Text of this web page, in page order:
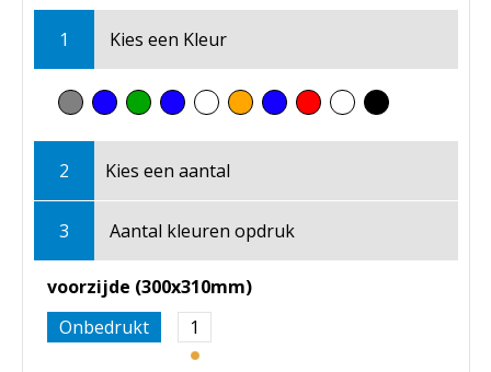
1 Kies een Kleur
2 Kies een aantal
3 Aantal kleuren opdruk
voorzijde (300x310mm)
Onbedrukt
1